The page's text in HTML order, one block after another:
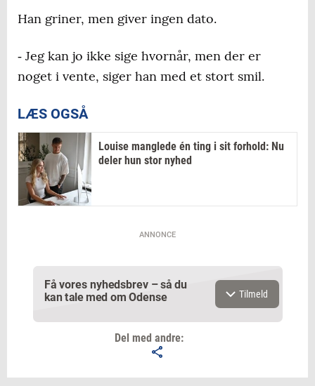
Han griner, men giver ingen dato.
‐ Jeg kan jo ikke sige hvornår, men der er
noget i vente, siger han med et stort smil.
LÆS OGSÅ
Louise manglede én ting i sit forhold: Nu
deler hun stor nyhed
ANNONCE
Få vores nyhedsbrev – så du
kan tale med om Odense
Tilmeld
Del med andre: